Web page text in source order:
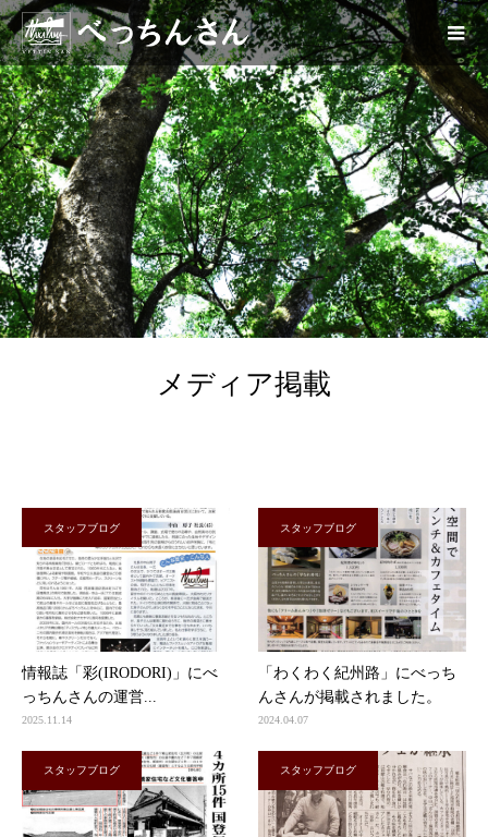
メディア掲載
スタッフブログ
情報誌「彩(IRODORI)」にべ
っちんさんの運営...
2025.11.14
スタッフブログ
「わくわく紀州路」にべっち
んさんが掲載されました。
2024.04.07
スタッフブログ スタッフブログ